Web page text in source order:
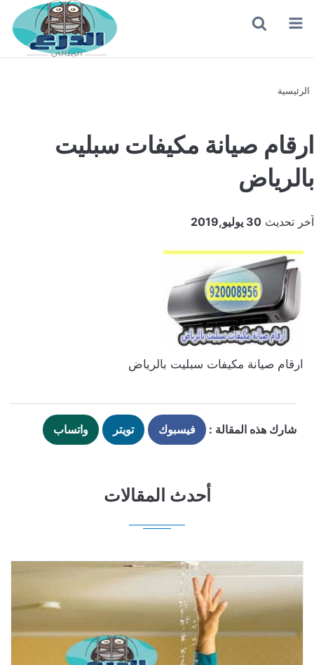
القائمة
الرئيسية
ارقام صيانة مكيفات سبليت
بالرياض
آخر تحديث 30 يوليو,2019
ارقام صيانة مكيفات سبليت بالرياض
شارك هذه المقالة : فيسبوك تويتر واتساب
أحدث المقالات